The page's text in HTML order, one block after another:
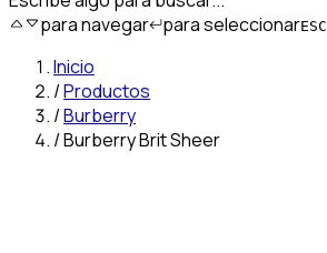
para navegar para seleccionarESC
Inicio
/Productos
/Burberry
/Burberry Brit Sheer